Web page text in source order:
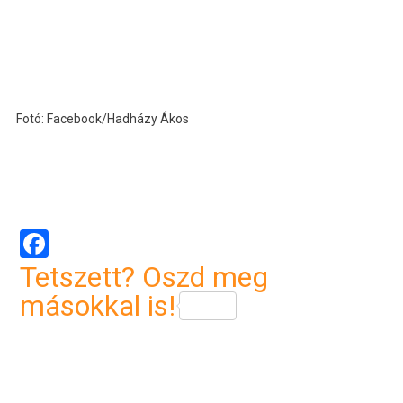
Fotó: Facebook/Hadházy Ákos
Facebook
Tetszett? Oszd meg
másokkal is!